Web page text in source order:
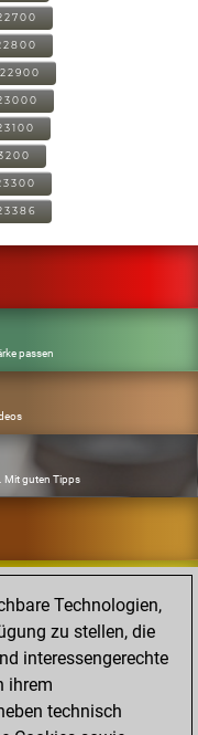
passen
Mit guten Tipps
Cloud
Technologien,
zu stellen, die
interessengerechte
ihrem
technisch